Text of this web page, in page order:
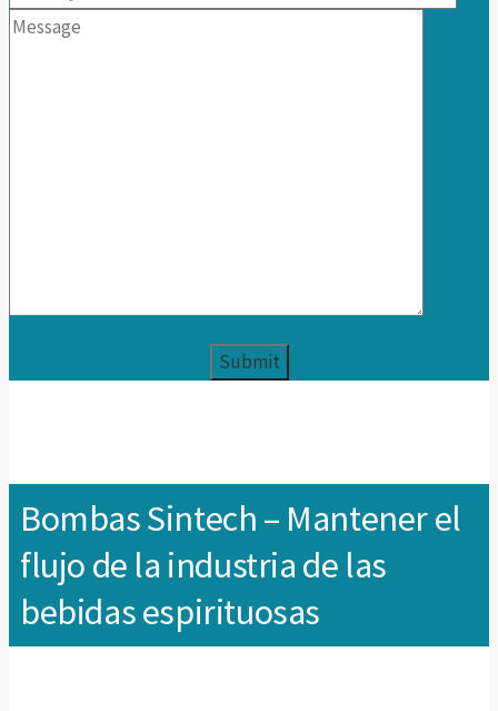
Bombas Sintech – Mantener el
flujo de la industria de las
bebidas espirituosas